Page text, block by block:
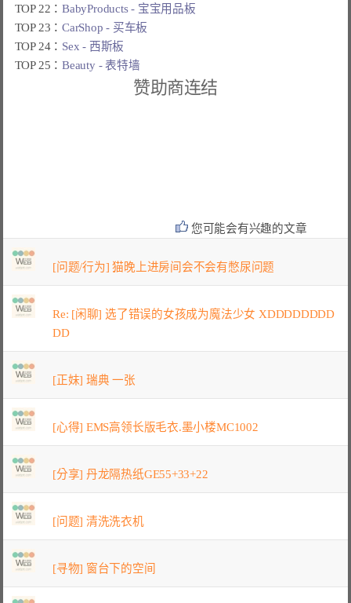
TOP 22：BabyProducts - 宝宝用品板
TOP 23：CarShop - 买车板
TOP 24： Sex - 西斯板
TOP 25：Beauty - 表特墙
赞助商连结
您可能会有兴趣的文章
[问题/行为] 猫晚上进房间会不会有憋尿问题
Re: [闲聊] 选了错误的女孩成为魔法少女 XDDDDDDDD
DD
[正妹] 瑞典 一张
[心得] EMS高领长版毛衣.墨小楼MC1002
[分享] 丹龙隔热纸GE55+33+22
[问题] 清洗洗衣机
[寻物] 窗台下的空间